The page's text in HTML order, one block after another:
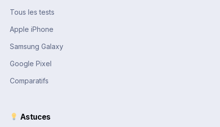
Tous les tests
Apple iPhone
Samsung Galaxy
Google Pixel
Comparatifs
Astuces